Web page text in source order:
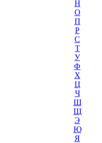
Н
О
П
Р
С
Т
У
Ф
Х
Ц
Ч
Ш
Щ
Э
Ю
Я